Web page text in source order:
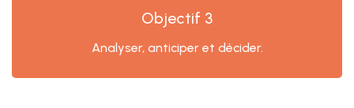
Objectif 3
Analyser, anticiper et décider.